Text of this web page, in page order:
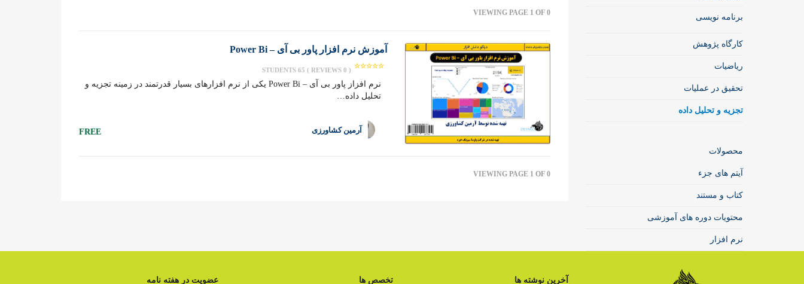
VIEWING PAGE 1 OF 0
آموزش نرم افزار پاور بی آی – Power Bi
( 0 REVIEWS )
65 STUDENTS
نرم افزاز پاور بی آی – Power Bi یکی از نرم افزارهای بسیار قدرتمند در زمینه تجزیه و
تحلیل داده…
FREE آرمین کشاورزی
VIEWING PAGE 1 OF 0
برنامه نویسی
کارگاه پژوهش
ریاضیات
تحقیق در عملیات
تجزیه و تحلیل داده
محصولات
آیتم های جزء
کتاب و مستند
محتویات دوره های آموزشی
نرم افزار
آخرین نوشته ها تخصص ها عضویت در هفته نامه